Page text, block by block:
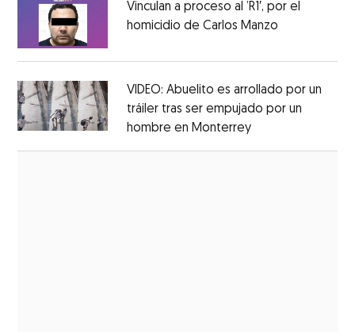
Vinculan a proceso al ’R1′, por el
homicidio de Carlos Manzo
VIDEO: Abuelito es arrollado por un
tráiler tras ser empujado por un
hombre en MonterreyOpens in new